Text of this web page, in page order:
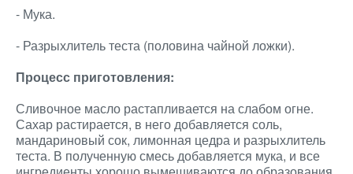
- Мука.
- Разрыхлитель теста (половина чайной ложки).
Процесс приготовления:
Сливочное масло растапливается на слабом огне.
Сахар растирается, в него добавляется соль,
мандариновый сок, лимонная цедра и разрыхлитель
теста. В полученную смесь добавляется мука, и все